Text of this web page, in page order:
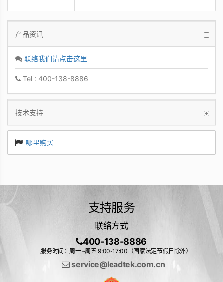
产品资讯
联络我们请点击这里
Tel : 400-138-8886
技术支持
哪里购买
支持服务
联络方式
400-138-8886
服务时间：周一~周五 9:00-17:00（国家法定节假日除外）
service@leadtek.com.cn